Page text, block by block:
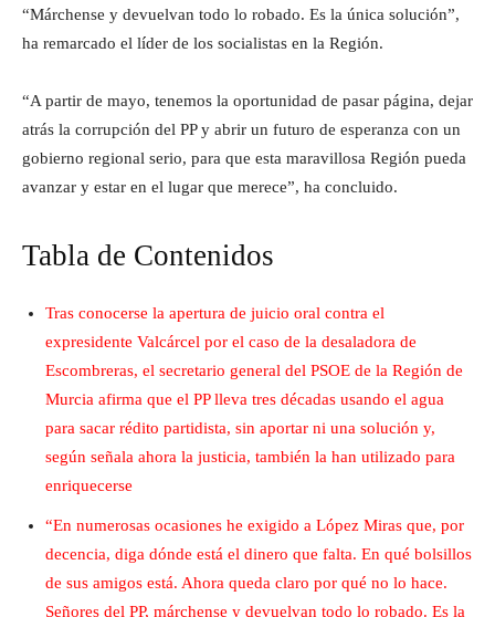
“Márchense y devuelvan todo lo robado. Es la única solución”,
ha remarcado el líder de los socialistas en la Región.
“A partir de mayo, tenemos la oportunidad de pasar página, dejar
atrás la corrupción del PP y abrir un futuro de esperanza con un
gobierno regional serio, para que esta maravillosa Región pueda
avanzar y estar en el lugar que merece”, ha concluido.
Tabla de Contenidos
Tras conocerse la apertura de juicio oral contra el
expresidente Valcárcel por el caso de la desaladora de
Escombreras, el secretario general del PSOE de la Región de
Murcia afirma que el PP lleva tres décadas usando el agua
para sacar rédito partidista, sin aportar ni una solución y,
según señala ahora la justicia, también la han utilizado para
enriquecerse
“En numerosas ocasiones he exigido a López Miras que, por
decencia, diga dónde está el dinero que falta. En qué bolsillos
de sus amigos está. Ahora queda claro por qué no lo hace.
Señores del PP, márchense y devuelvan todo lo robado. Es la